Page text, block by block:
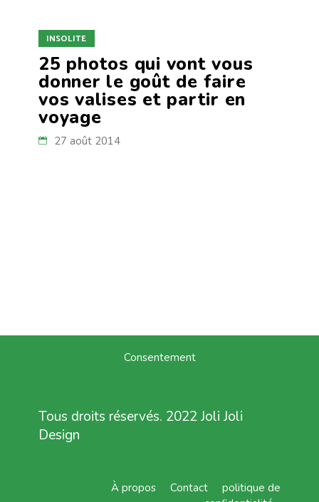
INSOLITE
25 photos qui vont vous
donner le goût de faire
vos valises et partir en
voyage
27 août 2014
Consentement
Tous droits réservés. 2022 Joli Joli
Design
À propos Contact
politique de